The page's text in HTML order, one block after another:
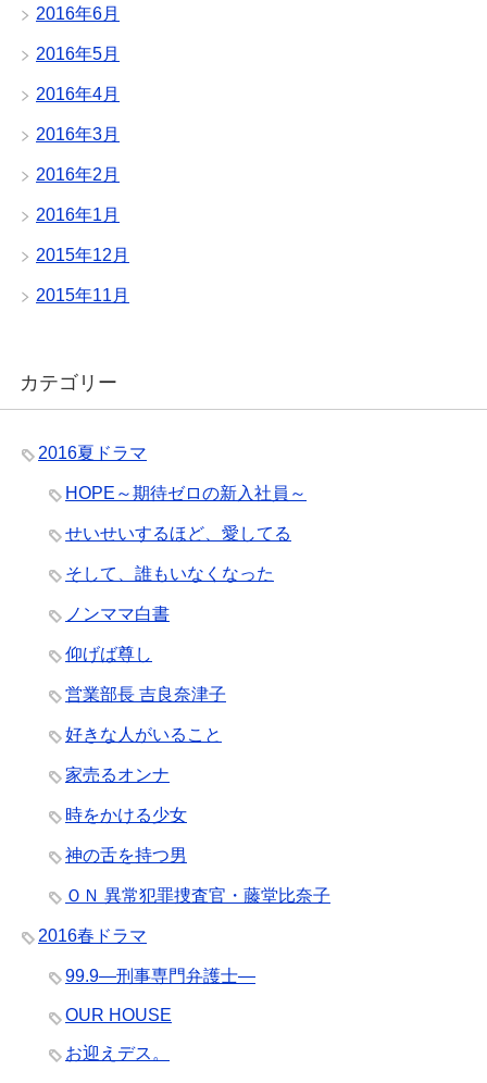
2016年6月
2016年5月
2016年4月
2016年3月
2016年2月
2016年1月
2015年12月
2015年11月
カテゴリー
2016夏ドラマ
HOPE～期待ゼロの新入社員～
せいせいするほど、愛してる
そして、誰もいなくなった
ノンママ白書
仰げば尊し
営業部長 吉良奈津子
好きな人がいること
家売るオンナ
時をかける少女
神の舌を持つ男
ＯＮ 異常犯罪捜査官・藤堂比奈子
2016春ドラマ
99.9―刑事専門弁護士―
OUR HOUSE
お迎えデス。